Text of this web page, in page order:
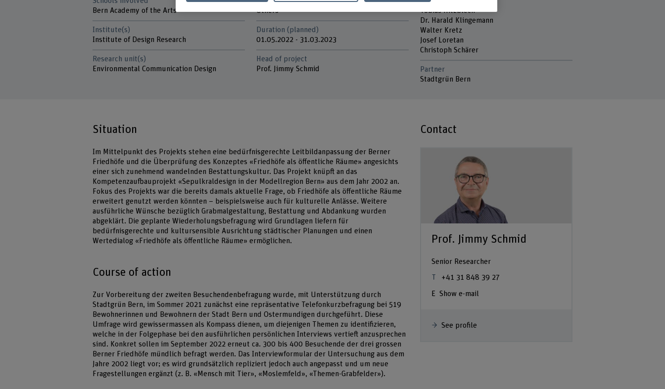
Bern Academy of the Arts
Institute(s)
Institute of Design Research
Research unit(s)
Environmental Communication Design
Others
Duration (planned)
01.05.2022 - 31.03.2023
Head of project
Prof. Jimmy Schmid
Tobias Hitzblech
Dr. Harald Klingemann
Walter Kretz
Josef Loretan
Christoph Schärer
Partner
Stadtgrün Bern
Situation
Im Mittelpunkt des Projekts stehen eine bedürfnisgerechte Leitbildanpassung der Berner
Friedhöfe und die Überprüfung des Konzeptes «Friedhöfe als öffentliche Räume» angesichts
einer sich zunehmend wandelnden Bestattungskultur. Das Projekt knüpft an das
Kompetenzaufbauprojekt «Sepulkraldesign in der Modellregion Bern» aus dem Jahr 2002 an.
Fokus des Projekts war die bereits damals aktuelle Frage, ob Friedhöfe als öffentliche Räume
erweitert genutzt werden könnten – beispielsweise auch für kulturelle Anlässe. Weitere
ausführliche Wünsche bezüglich Grabmalgestaltung, Bestattung und Abdankung wurden
abgeklärt. Die geplante Wiederholungsbefragung wird Grundlagen liefern für
bedürfnisgerechte und kultursensible Ausrichtung städtischer Planungen und einen
Wertedialog «Friedhöfe als öffentliche Räume» ermöglichen.
Course of action
Zur Vorbereitung der zweiten Besuchendenbefragung wurde, mit Unterstützung durch
Stadtgrün Bern, im Sommer 2021 zunächst eine repräsentative Telefonkurzbefragung bei 519
Bewohnerinnen und Bewohnern der Stadt Bern und Ostermundigen durchgeführt. Diese
Umfrage wird gewissermassen als Kompass dienen, um diejenigen Themen zu identifizieren,
welche in der Folgephase bei den ausführlichen persönlichen Interviews vertieft anzusprechen
sind. Konkret sollen im September 2022 erneut ca. 300 bis 400 Besuchende der drei grossen
Berner Friedhöfe mündlich befragt werden. Das Interviewformular der Untersuchung aus dem
Jahre 2002 liegt vor; es wird grundsätzlich repliziert jedoch auch angepasst und um neue
Fragestellungen ergänzt (z. B. «Mensch mit Tier», «Moslemfeld», «Themen-Grabfelder»).
Contact
Prof. Jimmy Schmid
Senior Researcher
+41 31 848 39 27
Show e-mail
See profile